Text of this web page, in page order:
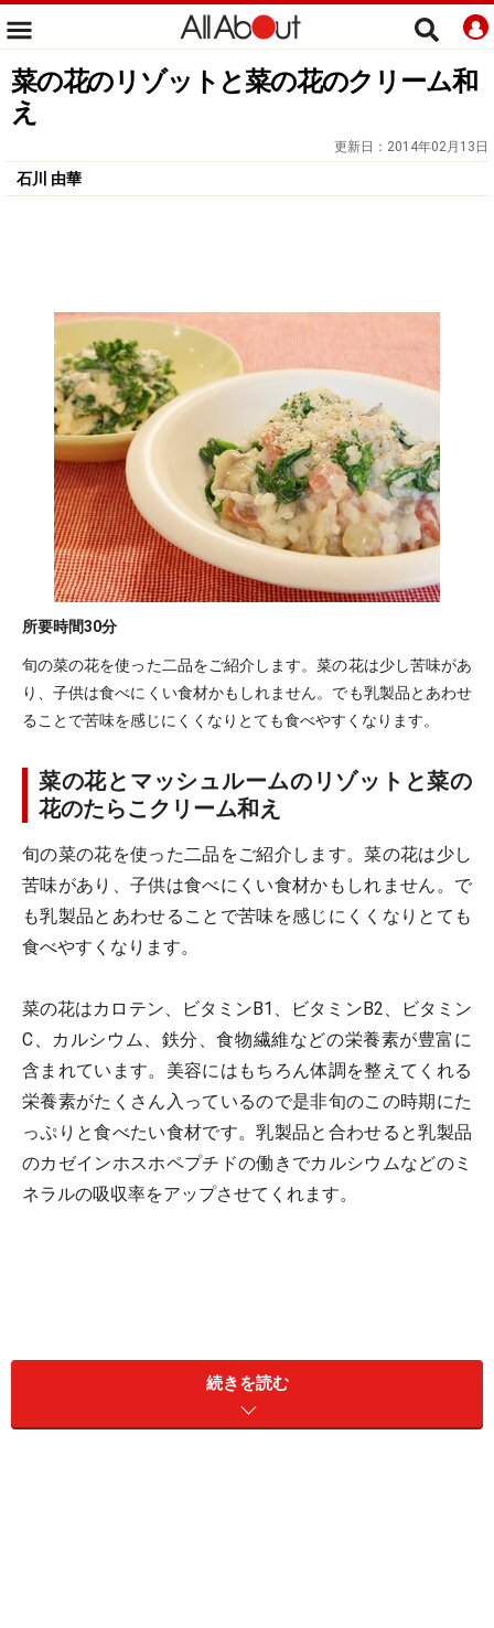
菜の花のリゾットと菜の花のクリーム和
え
更新日： 2014年02月13日
石川 由華
所要時間30分
旬の菜の花を使った二品をご紹介します。菜の花は少し苦味があ
り、子供は食べにくい食材かもしれません。でも乳製品とあわせ
ることで苦味を感じにくくなりとても食べやすくなります。
菜の花とマッシュルームのリゾットと菜の
花のたらこクリーム和え
旬の菜の花を使った二品をご紹介します。菜の花は少し
苦味があり、子供は食べにくい食材かもしれません。で
も乳製品とあわせることで苦味を感じにくくなりとても
食べやすくなります。
菜の花はカロテン、ビタミンB1、ビタミンB2、ビタミン
C、カルシウム、鉄分、食物繊維などの栄養素が豊富に
含まれています。美容にはもちろん体調を整えてくれる
栄養素がたくさん入っているので是非旬のこの時期にた
っぷりと食べたい食材です。乳製品と合わせると乳製品
のカゼインホスホペプチドの働きでカルシウムなどのミ
ネラルの吸収率をアップさせてくれます。
続きを読む